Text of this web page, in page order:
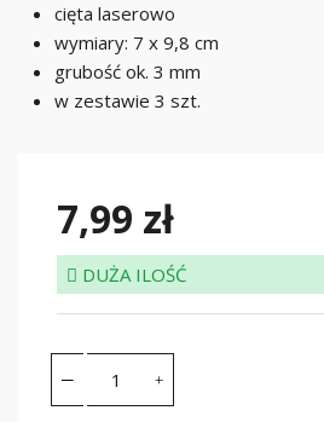
cięta laserowo
wymiary: 7 x 9,8 cm
grubość ok. 3 mm
w zestawie 3 szt.
7,99 zł
DUŻA ILOŚĆ